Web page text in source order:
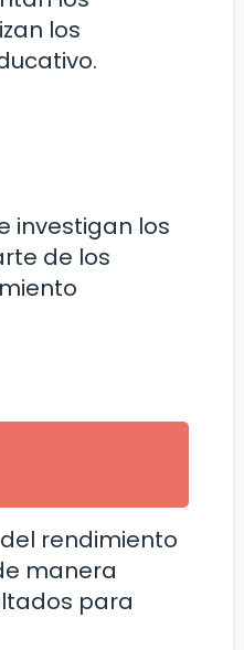
los
investigan los
de los
rendimiento
manera
para